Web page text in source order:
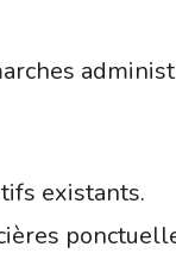
existants.